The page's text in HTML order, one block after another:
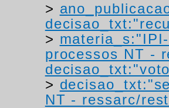
>
>
processos NT -
>
NT - ressarc/